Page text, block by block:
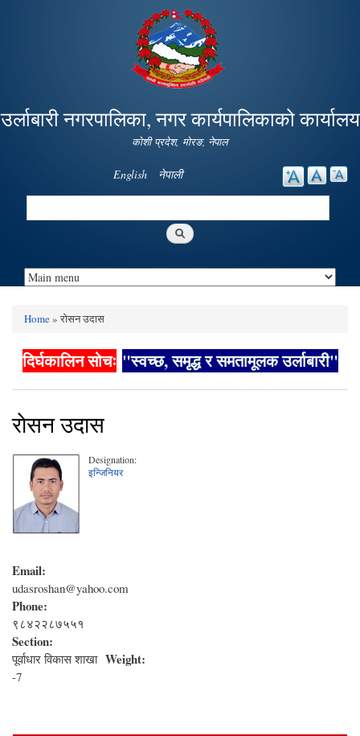
Skip to
main
content
उर्लाबारी नगरपालिका, नगर कार्यपालिकाको कार्यालय
कोशी प्रदेश, माेरङ, नेपाल
English नेपाली
Search
Home» राेसन उदास
दिर्घकालिन सोचः "स्वच्छ, समृद्ध र समतामूलक उर्लाबारी"
राेसन उदास
Designation:
इन्जिनियर
Email:
udasroshan@yahoo.com
Phone:
९८४२२८७५५१
Section:
पूर्वाधार विकास शाखा Weight:
-7